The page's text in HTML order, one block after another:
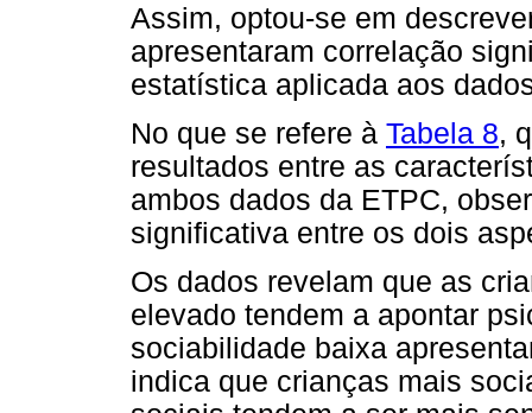
Assim, optou-se em
apresentaram correlação
estatística aplicada aos
No que se refere à Tabela 8,
resultados entre as
ambos dados da ETPC,
significativa entre os dois
Os dados revelam que as
elevado tendem a apontar
sociabilidade baixa
indica que crianças mais